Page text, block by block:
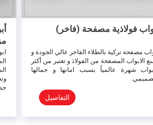
أبواب فولاذية مصفحة (لوكس
ابواب لوكس مزخرف هي من أحد أفضل الأبواب
المصفحة المتوفرة لدينا, كونها تحتوي على جميع
المزايا التي تجعل الباب ذات مستوى أمان عالي
وتحتوي على زخرفة خشبية وتصميم مميز و راقي
التفاصيل